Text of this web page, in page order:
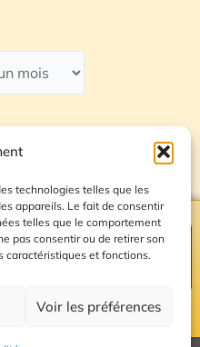
technologies telles que les
appareils. Le fait de consentir
telles que le comportement
pas consentir ou de retirer son
caractéristiques et fonctions.
Voir les préférences